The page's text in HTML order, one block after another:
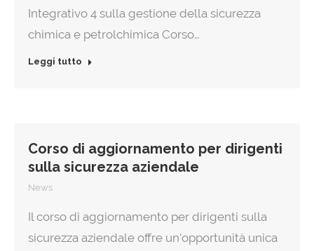
Integrativo 4 sulla gestione della sicurezza
chimica e petrolchimica Corso…
Leggi tutto
Corso di aggiornamento per dirigenti
sulla sicurezza aziendale
News
Il corso di aggiornamento per dirigenti sulla
sicurezza aziendale offre un’opportunità unica